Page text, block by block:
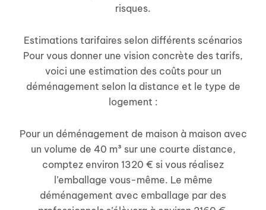
risques.
Estimations tarifaires selon différents scénarios
Pour vous donner une vision concrète des tarifs,
voici une estimation des coûts pour un
déménagement selon la distance et le type de
logement :
Pour un déménagement de maison à maison avec
un volume de 40 m³ sur une courte distance,
comptez environ 1320 € si vous réalisez
l’emballage vous-même. Le même
déménagement avec emballage par des